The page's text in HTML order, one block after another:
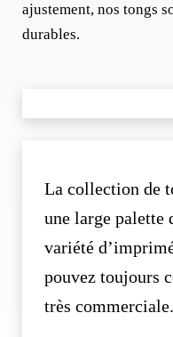
ajustement, nos tongs
durables.
La collection de
une large palette
variété
pouvez toujours
très commerciale.